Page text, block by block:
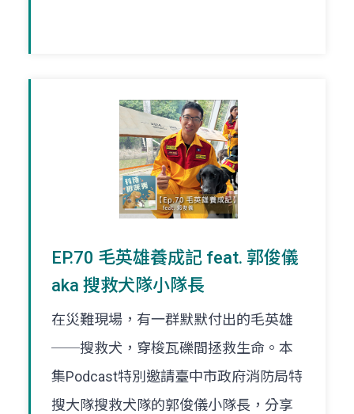
EP.70 毛英雄養成記 feat. 郭俊儀
aka 搜救犬隊小隊長
在災難現場，有一群默默付出的毛英雄
──搜救犬，穿梭瓦礫間拯救生命。本
集Podcast特別邀請臺中市政府消防局特
搜大隊搜救犬隊的郭俊儀小隊長，分享